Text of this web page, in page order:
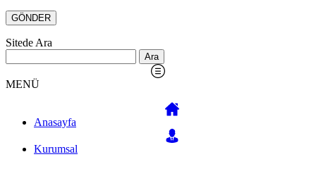
Sitede Ara
MENÜ
Anasayfa
Kurumsal